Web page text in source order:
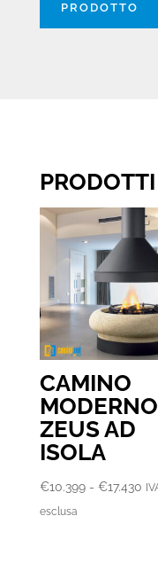
PRODOTTO
CAMINO
MODERNO
ZEUS AD
ISOLA
€10.399 - €17.430
esclusa